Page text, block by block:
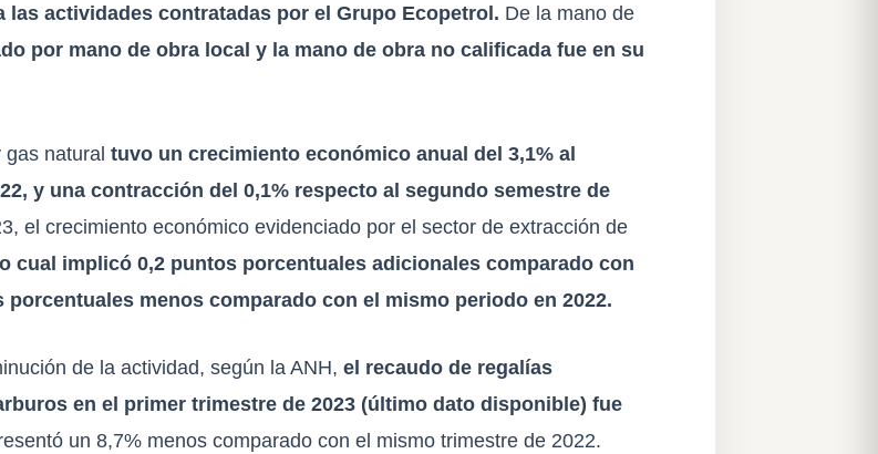
actividades contratadas por el Grupo Ecopetrol. De la mano de
por mano de obra local y la mano de obra no calificada fue en su
natural tuvo un crecimiento económico anual del 3,1% al
y una contracción del 0,1% respecto al segundo semestre de
el crecimiento económico evidenciado por el sector de extracción de
cual implicó 0,2 puntos porcentuales adicionales comparado con
menos comparado con el mismo periodo en 2022.
de la actividad, según la ANH, el recaudo de regalías
en el primer trimestre de 2023 (último dato disponible) fue
un 8,7% menos comparado con el mismo trimestre de 2022.